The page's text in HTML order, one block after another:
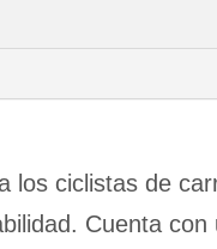
los ciclistas de
Cuenta